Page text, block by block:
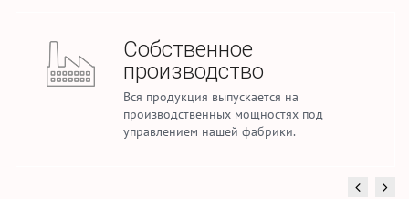
Стабильные объемы
производства
Ежемесячно мы производим до 2,5 млн.
погонных метров тканей для домашнего
текстиля и спецодежды.